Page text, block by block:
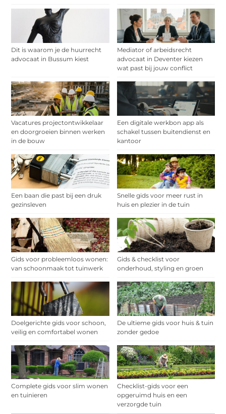
Dit is waarom je de huurrecht
advocaat in Bussum kiest
Mediator of arbeidsrecht
advocaat in Deventer kiezen
wat past bij jouw conflict
Vacatures projectontwikkelaar
en doorgroeien binnen werken
in de bouw
Een digitale werkbon app als
schakel tussen buitendienst en
kantoor
Een baan die past bij een druk
gezinsleven
Snelle gids voor meer rust in
huis en plezier in de tuin
Gids voor probleemloos wonen:
van schoonmaak tot tuinwerk
Gids & checklist voor
onderhoud, styling en groen
Doelgerichte gids voor schoon,
veilig en comfortabel wonen
De ultieme gids voor huis & tuin
zonder gedoe
Complete gids voor slim wonen
en tuinieren
Checklist-gids voor een
opgeruimd huis en een
verzorgde tuin